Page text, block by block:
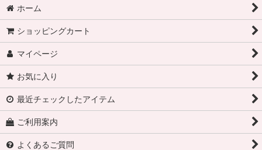
ホーム
ショッピングカート
マイページ
お気に入り
最近チェックしたアイテム
ご利用案内
よくあるご質問